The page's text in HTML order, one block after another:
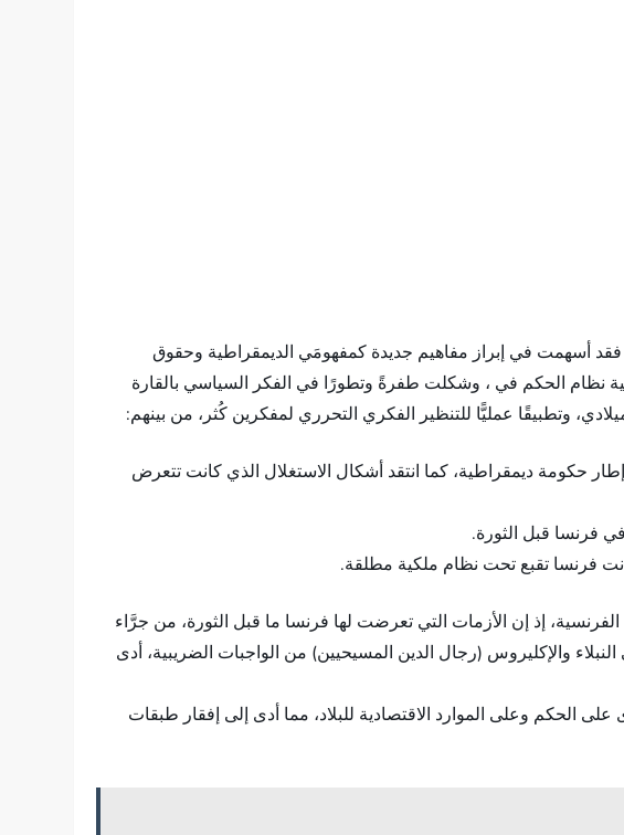
فقد أسهمت في إبراز مفاهيم جديدة كمفهومَي الديمقراطية وحقوق
نظام الحكم في ، وشكلت طفرةً وتطورًا في الفكر السياسي بالقارة
وتطبيقًا عمليًّا للتنظير الفكري التحرري لمفكرين كُثر، من بينهم:
حكومة ديمقراطية، كما انتقد أشكال الاستغلال الذي كانت تتعرض
في فرنسا قبل الثورة.
فرنسا تقبع تحت نظام ملكية مطلقة.
الفرنسية، إذ إن الأزمات التي تعرضت لها فرنسا ما قبل الثورة، من جرَّاء
النبلاء والإكليروس (رجال الدين المسيحيين) من الواجبات الضريبية، أدى
الحكم وعلى الموارد الاقتصادية للبلاد، مما أدى إلى إفقار طبقات